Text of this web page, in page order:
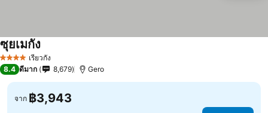
4 ดาว เรียวกัง
ซุยเมกัง
8.4 ดีมาก 8,679 Gero
จาก ฿3,943